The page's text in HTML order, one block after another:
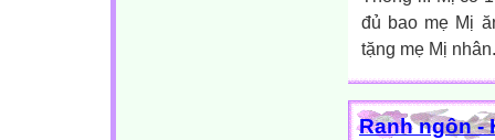
đủ bao mẹ Mị
tặng mẹ Mị
Ranh ngôn -